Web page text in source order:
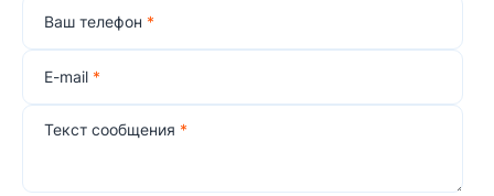
Ваш телефон *
E-mail *
Текст сообщения *